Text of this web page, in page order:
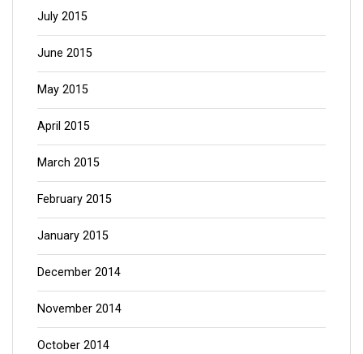
July 2015
June 2015
May 2015
April 2015
March 2015
February 2015
January 2015
December 2014
November 2014
October 2014